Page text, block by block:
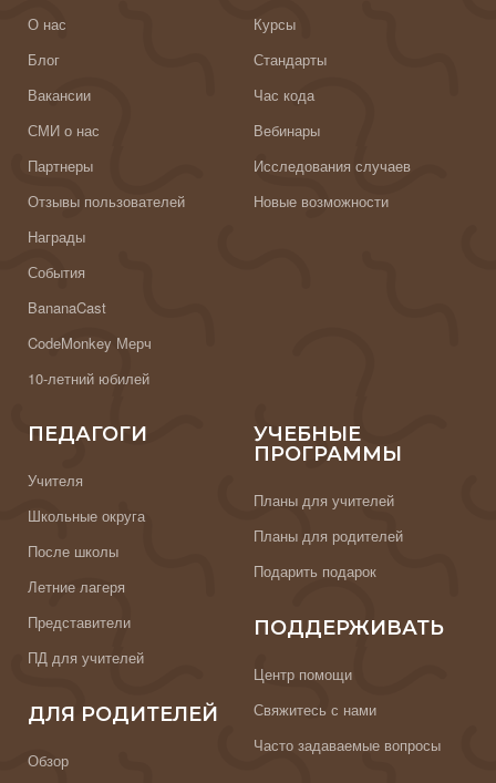
О нас
Блог
Вакансии
СМИ о нас
Партнеры
Отзывы пользователей
Награды
События
BananaCast
CodeMonkey Мерч
10-летний юбилей
Курсы
Стандарты
Час кода
Вебинары
Исследования случаев
Новые возможности
ПЕДАГОГИ
Учителя
Школьные округа
После школы
Летние лагеря
Представители
ПД для учителей
ДЛЯ РОДИТЕЛЕЙ
Обзор
УЧЕБНЫЕ
ПРОГРАММЫ
Планы для учителей
Планы для родителей
Подарить подарок
ПОДДЕРЖИВАТЬ
Центр помощи
Свяжитесь с нами
Часто задаваемые вопросы